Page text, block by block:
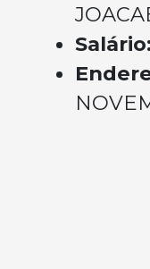
Salário: